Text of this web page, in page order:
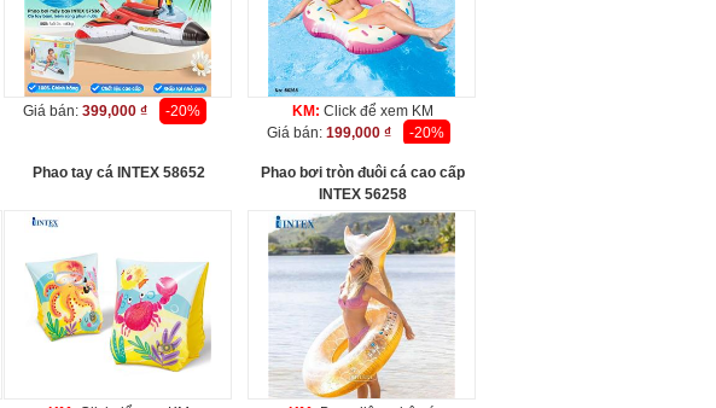
Giá bán: 399,000 ₫ -20% KM: Click để xem KM
Giá bán: 199,000 ₫ -20%
Phao tay cá INTEX 58652
Phao bơi tròn đuôi cá cao cấp
INTEX 56258